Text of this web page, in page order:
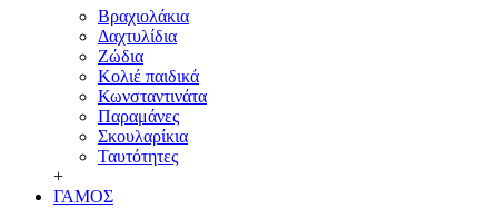
Βραχιολάκια
Δαχτυλίδια
Ζώδια
Κολιέ παιδικά
Κωνσταντινάτα
Παραμάνες
Σκουλαρίκια
Ταυτότητες
+
ΓΑΜΟΣ